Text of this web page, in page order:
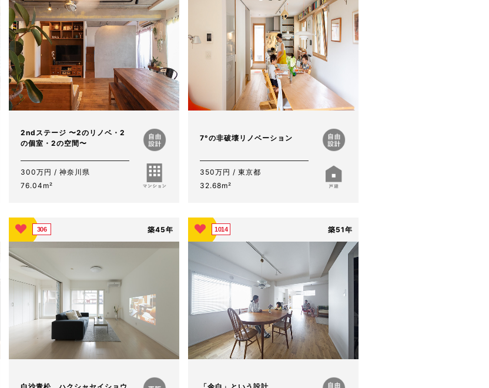
2ndステージ 〜2のリノベ・2
の個室・2の空間〜
300万円 / 神奈川県
76.04m²
7°の非破壊リノベーション
350万円 / 東京都
32.68m²
306 築45年 1014 築51年